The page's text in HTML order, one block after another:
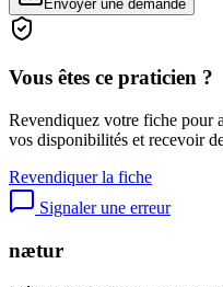
Envoyer une demande
Vous êtes ce praticien ?
Revendiquez votre fiche pour
vos disponibilités et recevoir
Revendiquer la fiche
Signaler une erreur
nætur